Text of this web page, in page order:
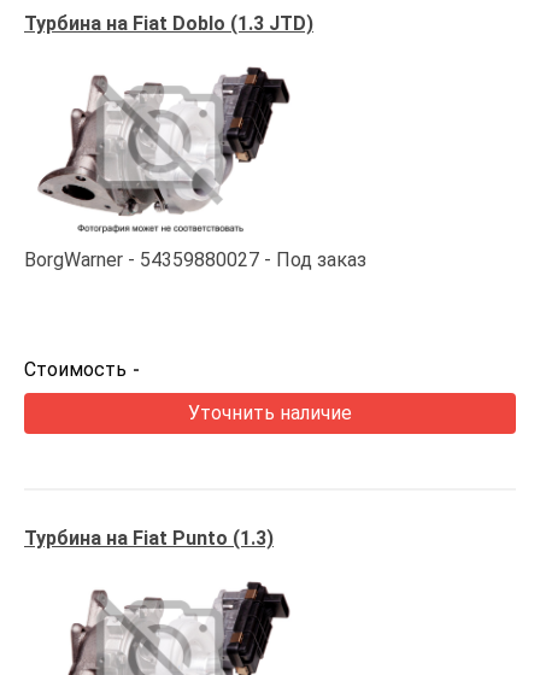
Турбина на Fiat Doblo (1.3 JTD)
BorgWarner 54359880027 Под заказ
Стоимость -
Уточнить наличие
Турбина на Fiat Punto (1.3)